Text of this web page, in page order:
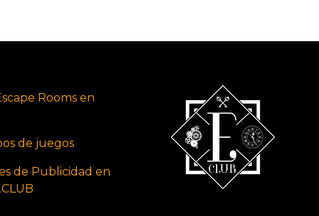
Rooms en
de juegos
de Publicidad en